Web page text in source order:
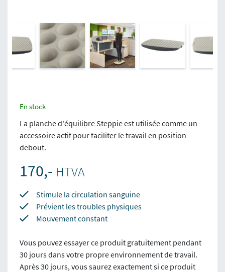
En stock
La planche d'équilibre Steppie est utilisée comme un
accessoire actif pour faciliter le travail en position
debout.
170,- HTVA
Stimule la circulation sanguine
Prévient les troubles physiques
Mouvement constant
Vous pouvez essayer ce produit gratuitement pendant
30 jours dans votre propre environnement de travail.
Après 30 jours, vous saurez exactement si ce produit